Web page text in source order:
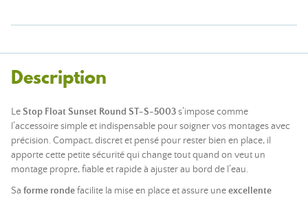
Description
LeStop Float Sunset Round ST-S-5003s’impose comme
l’accessoire simple et indispensable pour soigner vos montages avec
précision. Compact, discret et pensé pour rester bien en place, il
apporte cette petite sécurité qui change tout quand on veut un
montage propre, fiable et rapide à ajuster au bord de l’eau.
Sa forme rondefacilite la mise en place et assure uneexcellente